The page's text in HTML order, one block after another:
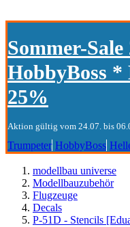
Sommer-
HobbyBoss
25%
Aktion gültig vom 24.07. bis
Trumpeter HobbyBoss
modellbau universe
Modellbauzubehör
Flugzeuge
Decals
P-51D - Stencils